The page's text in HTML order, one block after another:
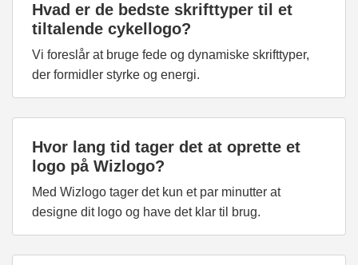
Hvad er de bedste skrifttyper til et
tiltalende cykellogo?
Vi foreslår at bruge fede og dynamiske skrifttyper,
der formidler styrke og energi.
Hvor lang tid tager det at oprette et
logo på Wizlogo?
Med Wizlogo tager det kun et par minutter at
designe dit logo og have det klar til brug.